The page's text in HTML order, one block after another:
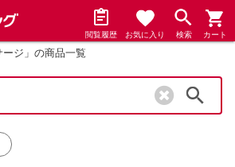
閲覧履歴 お気に入り 検索 カート
ージ」の商品一覧